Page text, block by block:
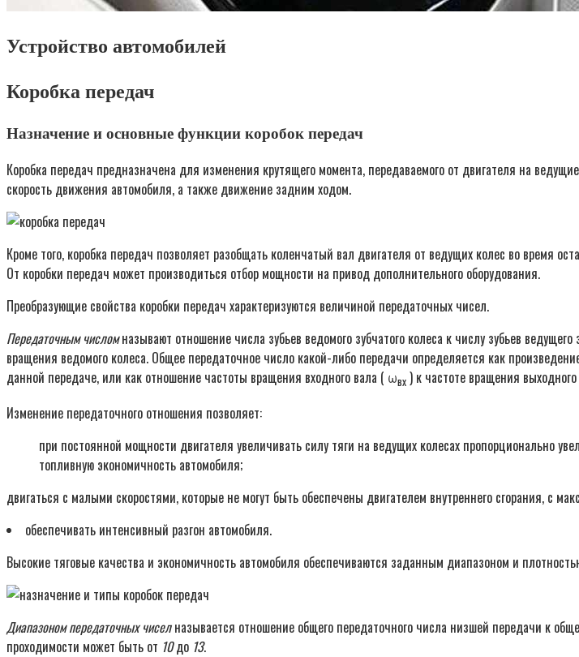
Устройство автомобилей
Коробка передач
Назначение и основные функции коробок передач
Коробка передач предназначена для изменения крутящего момента, передаваемого от двигателя на
скорость движения автомобиля, а также движение задним ходом.
Кроме того, коробка передач позволяет разобщать коленчатый вал двигателя от ведущих колес во время
От коробки передач может производиться отбор мощности на привод дополнительного оборудования.
Преобразующие свойства коробки передач характеризуются величиной передаточных чисел.
Передаточным числомназывают отношение числа зубьев ведомого зубчатого колеса к числу зубьев
вращения ведомого колеса. Общее передаточное число какой-либо передачи определяется как
данной передаче, или как отношение частоты вращения входного вала ( ωвх ) к частоте вращения
Изменение передаточного отношения позволяет:
при постоянной мощности двигателя увеличивать силу тяги на ведущих колесах пропорционально
топливную экономичность автомобиля;
двигаться с малыми скоростями, которые не могут быть обеспечены двигателем внутреннего сгорания, с
обеспечивать интенсивный разгон автомобиля.
Высокие тяговые качества и экономичность автомобиля обеспечиваются заданным диапазоном и
Диапазоном передаточных чиселназывается отношение общего передаточного числа низшей передачи к
проходимости может быть от 10до 13.